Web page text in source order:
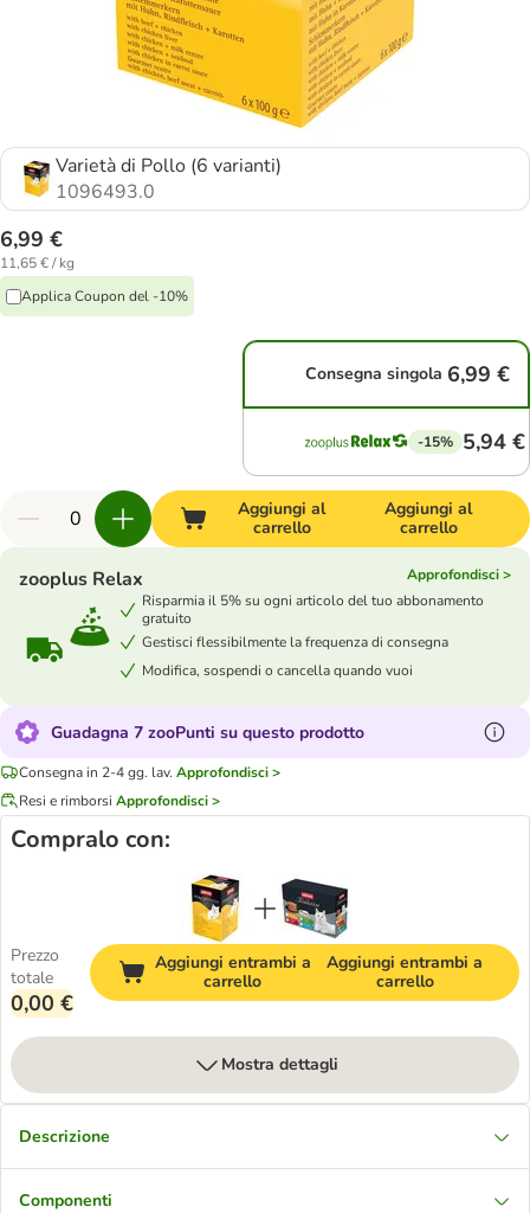
Varietà di Pollo (6 varianti)
1096493.0
6,99 €
11,65 € / kg
Applica Coupon del -10%
Consegna singola 6,99 €
-15% 5,94 €
Aggiungi al
carrello
Aggiungi al
carrello
zooplus Relax
Approfondisci >
Risparmia il 5% su ogni articolo del tuo abbonamento
gratuito
Gestisci flessibilmente la frequenza di consegna
Modifica, sospendi o cancella quando vuoi
Guadagna 7 zooPunti su questo prodotto
Consegna in 2-4 gg. lav. Approfondisci >
Resi e rimborsi Approfondisci >
Compralo con:
Prezzo
totale
0,00 €
Aggiungi entrambi a
carrello
Aggiungi entrambi a
carrello
Mostra dettagli
Descrizione
Componenti